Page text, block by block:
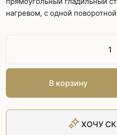
нагревом, с одной
В корзину
ХОЧУ